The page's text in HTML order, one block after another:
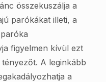
összekuszálja a
parókákat illeti, a
figyelmen kívül ezt
A leginkább
a